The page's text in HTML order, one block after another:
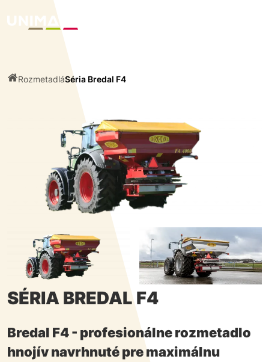
RozmetadláSéria Bredal F4
SÉRIA BREDAL F4
Bredal F4 - profesionálne rozmetadlo
hnojív navrhnuté pre maximálnu